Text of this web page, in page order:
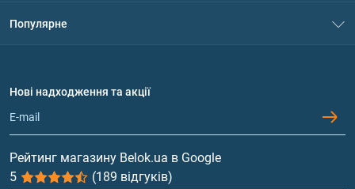
Політика конфіденційності
Обмін та повернення
Популярне
Протеїн
Гейнери
Вітаміни та мінерали
Риб'ячий жир, жирні кислоти
Нові надходження та акції
Рейтинг магазину Belok.ua в Google
5
(189 відгуків)